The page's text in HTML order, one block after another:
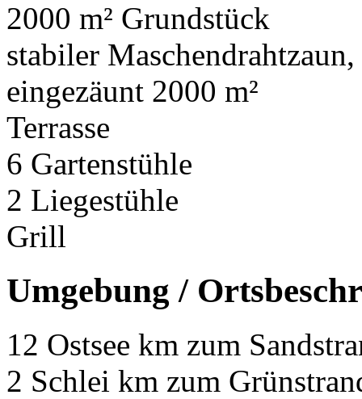
2000 m² Grundstück
stabiler
eingezäunt 2000 m²
Terrasse
6 Gartenstühle
2 Liegestühle
Grill
Umgebung /
12 Ostsee km zum
2 Schlei km zum